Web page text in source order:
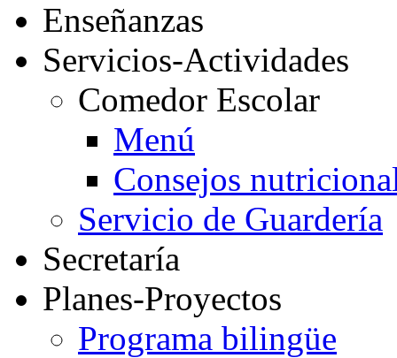
Enseñanzas
Servicios-Actividades
Comedor Escolar
Menú
Consejos
Servicio de Guardería
Secretaría
Planes-Proyectos
Programa bilingüe